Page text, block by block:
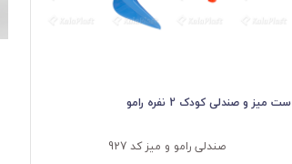
ست میز و صندلی کودک 2 نفره رامو
صندلی رامو و میز کد 927